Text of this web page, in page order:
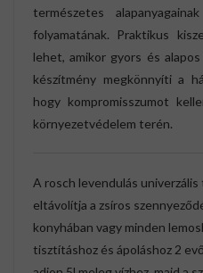
természetes
folyamatának. Praktikus
lehet, amikor gyors és
készítmény megkönnyíti a
hogy kompromisszumot
környezetvédelem terén.
A rosch levendulás
eltávolítja a zsíros
konyhában vagy minden
tisztításhoz és ápoláshoz 2